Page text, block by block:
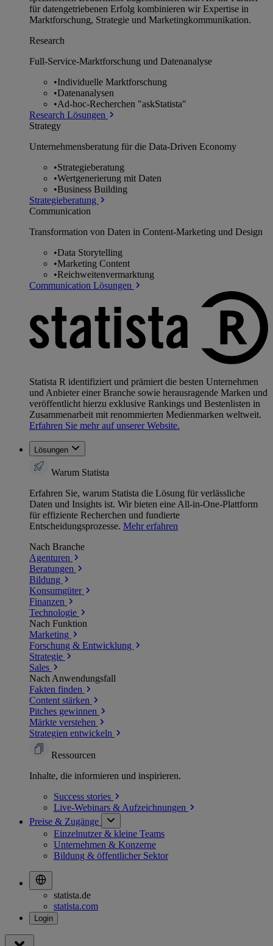
für datengetriebenen Erfolg kombinieren wir Expertise in
Marktforschung, Strategie und Marketingkommunikation.
Research
Full-Service-Marktforschung und Datenanalyse
•Individuelle Marktforschung
•Datenanalysen
•Ad-hoc-Recherchen "askStatista"
Research Lösungen
Strategy
Unternehmens­beratung für die Data-Driven Economy
•Strategieberatung
•Wertgenerierung mit Daten
•Business Building
Strategieberatung
Communication
Transformation von Daten in Content-Marketing und Design
•Data Storytelling
•Marketing Content
•Reichweitenvermarktung
Communication Lösungen
Statista R identifiziert und prämiert die besten Unternehmen
und Anbieter einer Branche sowie herausragende Marken und
veröffentlicht hierzu exklusive Rankings und Bestenlisten in
Zusammenarbeit mit renommierten Medienmarken weltweit.
Erfahren Sie mehr auf unserer Website.
Lösungen
Warum Statista
Erfahren Sie, warum Statista die Lösung für verlässliche
Daten und Insights ist. Wir bieten eine All-in-One-Plattform
für effiziente Recherchen und fundierte
Entscheidungsprozesse. Mehr erfahren
Nach Branche
Agenturen
Beratungen
Bildung
Konsumgüter
Finanzen
Technologie
Nach Funktion
Marketing
Forschung & Entwicklung
Strategie
Sales
Nach Anwendungsfall
Fakten finden
Content stärken
Pitches gewinnen
Märkte verstehen
Strategien entwickeln
Ressourcen
Inhalte, die informieren und inspirieren.
Success stories
Live-Webinars & Aufzeichnungen
Preise & Zugänge
Einzelnutzer & kleine Teams
Unternehmen & Konzerne
Bildung & öffentlicher Sektor
statista.de
statista.com